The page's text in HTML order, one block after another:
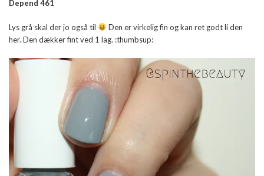
Depend 461
Lys grå skal der jo også til
Den er virkelig fin og kan ret godt li den
her. Den dækker fint ved 1 lag. :thumbsup: